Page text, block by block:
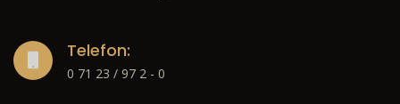
Telefon:
0 71 23 / 97 2 - 0